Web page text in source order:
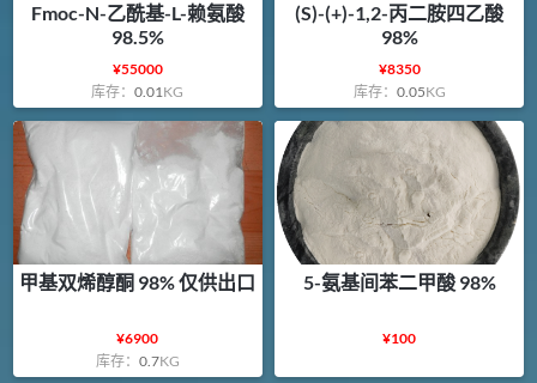
Fmoc-N-乙酰基-L-赖氨酸
98.5%
¥55000
库存：0.01KG
(S)-(+)-1,2-丙二胺四乙酸
98%
¥8350
库存： 0.05KG
甲基双烯醇酮 98% 仅供出口
¥6900
库存： 0.7KG
5-氨基间苯二甲酸 98%
¥100